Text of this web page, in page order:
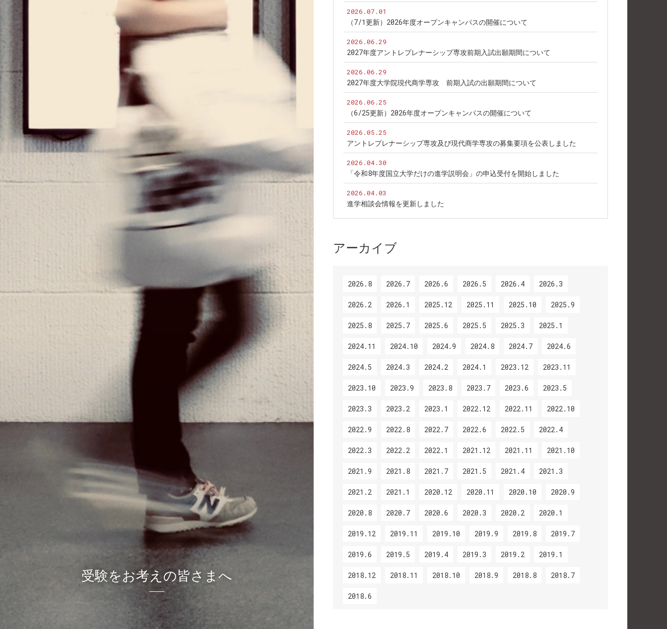
受験をお考えの皆さまへ
2026.07.01
（7/1更新）2026年度オープンキャンパスの開催について
2026.06.29
2027年度アントレプレナーシップ専攻前期入試出願期間について
2026.06.29
2027年度大学院現代商学専攻 前期入試の出願期間について
2026.06.25
（6/25更新）2026年度オープンキャンパスの開催について
2026.05.25
アントレプレナーシップ専攻及び現代商学専攻の募集要項を公表しました
2026.04.30
「令和8年度国立大学だけの進学説明会」の申込受付を開始しました
2026.04.03
進学相談会情報を更新しました
アーカイブ
2026.8 2026.7 2026.6 2026.5 2026.4 2026.3
2026.2 2026.1 2025.12 2025.11 2025.10 2025.9
2025.8 2025.7 2025.6 2025.5 2025.3 2025.1
2024.11 2024.10 2024.9 2024.8 2024.7 2024.6
2024.5 2024.3 2024.2 2024.1 2023.12 2023.11
2023.10 2023.9 2023.8 2023.7 2023.6 2023.5
2023.3 2023.2 2023.1 2022.12 2022.11 2022.10
2022.9 2022.8 2022.7 2022.6 2022.5 2022.4
2022.3 2022.2 2022.1 2021.12 2021.11 2021.10
2021.9 2021.8 2021.7 2021.5 2021.4 2021.3
2021.2 2021.1 2020.12 2020.11 2020.10 2020.9
2020.8 2020.7 2020.6 2020.3 2020.2 2020.1
2019.12 2019.11 2019.10 2019.9 2019.8 2019.7
2019.6 2019.5 2019.4 2019.3 2019.2 2019.1
2018.12 2018.11 2018.10 2018.9 2018.8 2018.7
2018.6